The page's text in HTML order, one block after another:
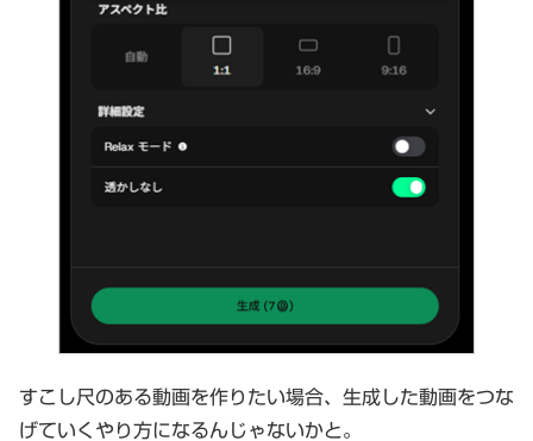
すこし尺のある動画を作りたい場合、生成した動画をつな
げていくやり方になるんじゃないかと。